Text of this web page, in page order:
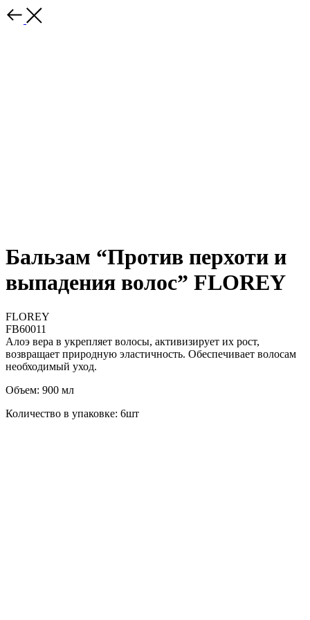
Бальзам “Против перхоти и
выпадения волос” FLOREY
FLOREY
FB60011
Алоэ вера в укрепляет волосы, активизирует их рост,
возвращает природную эластичность. Обеспечивает волосам
необходимый уход.
Объем: 900 мл
Количество в упаковке: 6шт